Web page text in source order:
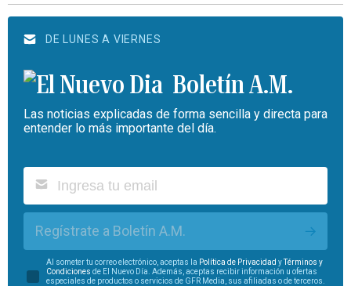
DE LUNES A VIERNES
Boletín A.M.
Las noticias explicadas de forma sencilla y directa para
entender lo más importante del día.
Regístrate a Boletín A.M.
Al someter tu correo electrónico, aceptas la Política de Privacidad y
Términos y
Condiciones de El Nuevo Día. Además, aceptas recibir información u ofertas
especiales de productos o servicios de GFR Media, sus afiliadas o de terceros.